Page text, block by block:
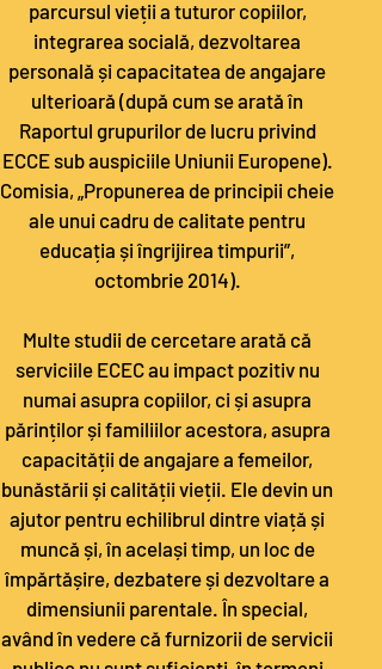
parcursul vieții a tuturor copiilor,
integrarea socială, dezvoltarea
personală și capacitatea de angajare
ulterioară (după cum se arată în
Raportul grupurilor de lucru privind
ECCE sub auspiciile Uniunii Europene).
Comisia, „Propunerea de principii cheie
ale unui cadru de calitate pentru
educația și îngrijirea timpurii”,
octombrie 2014).
Multe studii de cercetare arată că
serviciile ECEC au impact pozitiv nu
numai asupra copiilor, ci și asupra
părinților și familiilor acestora, asupra
capacității de angajare a femeilor,
bunăstării și calității vieții. Ele devin un
ajutor pentru echilibrul dintre viață și
muncă și, în același timp, un loc de
împărtășire, dezbatere și dezvoltare a
dimensiunii parentale. În special,
având în vedere că furnizorii de servicii